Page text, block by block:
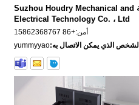
شركة Suzhou Houdry Mechanical and
Electrical Technology Co. ، Ltd
أمن:+86 15862368767
الشخص الذي يمكن الاتصال به:yummyyao